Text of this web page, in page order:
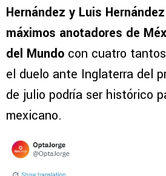
Hernández y Luis
máximos anotadores de
del Mundo con cuatro
el duelo ante Inglaterra del
de julio podría ser histórico
mexicano.